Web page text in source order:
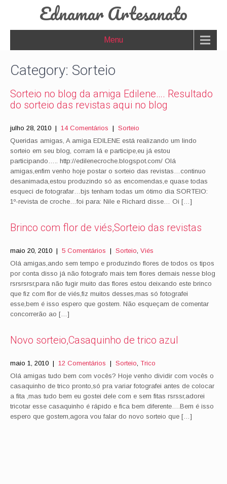
Ednamar Artesanato
Menu
Category: Sorteio
Sorteio no blog da amiga Edilene…. Resultado
do sorteio das revistas aqui no blog
julho 28, 2010 | 14 Comentários | Sorteio
Queridas amigas, A amiga EDILENE está realizando um lindo
sorteio em seu blog, corram lá e participe,eu já estou
participando….. http://edilenecroche.blogspot.com/ Olá
amigas,enfim venho hoje postar o sorteio das revistas…continuo
desanimada,estou produzindo só as encomendas,e quase todas
esqueci de fotografar…bjs tenham todas um ótimo dia SORTEIO:
1º-revista de croche…foi para: Nile e Richard disse… Oi […]
Brinco com flor de viés,Sorteio das revistas
maio 20, 2010 | 5 Comentários | Sorteio, Viés
Olá amigas,ando sem tempo e produzindo flores de todos os tipos
por conta disso já não fotografo mais tem flores demais nesse blog
rsrsrsrsr,para não fugir muito das flores estou deixando este brinco
que fiz com flor de viés,fiz muitos desses,mas só fotografei
esse,bem é isso espero que gostem. Não esqueçam de comentar
concorrerão ao […]
Novo sorteio,Casaquinho de trico azul
maio 1, 2010 | 12 Comentários | Sorteio, Trico
Olá amigas tudo bem com vocês? Hoje venho dividir com vocês o
casaquinho de trico pronto,só pra variar fotografei antes de colocar
a fita ,mas tudo bem eu gostei dele com e sem fitas rsrssr,adorei
tricotar esse casaquinho é rápido e fica bem diferente….Bem é isso
espero que gostem,agora vou falar do novo sorteio que […]